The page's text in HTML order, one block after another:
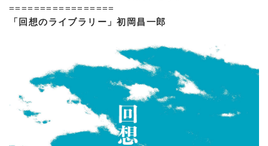
=================
「回想のライブラリー」初岡昌一郎